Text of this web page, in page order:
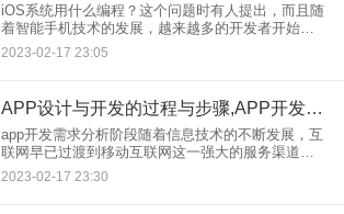
iOS系统用什么编程？这个问题时有人提出，而且随
着智能手机技术的发展，越来越多的开发者开始关
注这个问题。iOS是苹果公司开发的移动操作系统，
也是现在用户使用最广泛的移动操作系统，因此，
2023-02-17 23:05
APP设计与开发的过程与步骤,APP开发需要准备什么
app开发需求分析阶段随着信息技术的不断发展，互
联网早已过渡到移动互联网这一强大的服务渠道。
在移动互联网时代，每个企业都希望分享流量红
利，从而让自己的企业发展得更好。 对于企业，大
2023-02-17 23:30